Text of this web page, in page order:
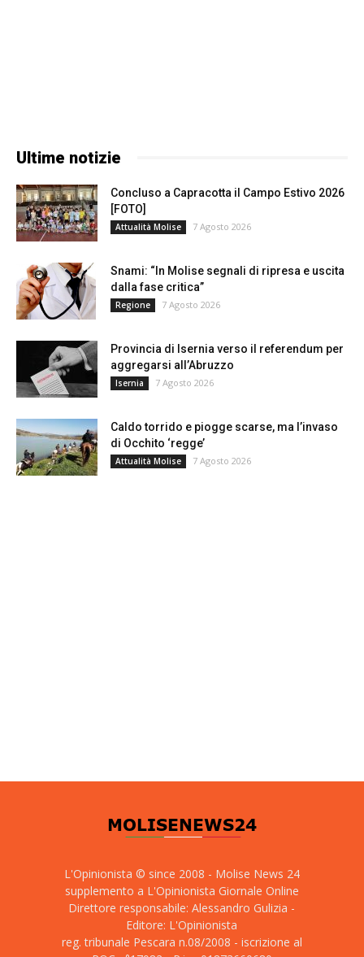
Ultime notizie
Concluso a Capracotta il Campo Estivo 2026
[FOTO]
Attualità Molise 7 Agosto 2026
Snami: “In Molise segnali di ripresa e uscita
dalla fase critica”
Regione 7 Agosto 2026
Provincia di Isernia verso il referendum per
aggregarsi all’Abruzzo
Isernia 7 Agosto 2026
Caldo torrido e piogge scarse, ma l’invaso
di Occhito ‘regge’
Attualità Molise 7 Agosto 2026
L'Opinionista © since 2008 - Molise News 24
supplemento a L'Opinionista Giornale Online
Direttore responsabile: Alessandro Gulizia -
Editore: L'Opinionista
reg. tribunale Pescara n.08/2008 - iscrizione al